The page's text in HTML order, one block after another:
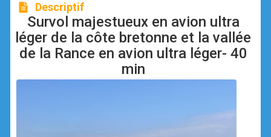
Descriptif
Survol majestueux en avion ultra
léger de la côte bretonne et la vallée
de la Rance en avion ultra léger- 40
min